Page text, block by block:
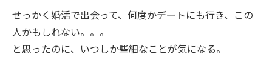
せっかく婚活で出会って、何度かデートにも行き、この
人かもしれない。。。
と思ったのに、いつしか些細なことが気になる。